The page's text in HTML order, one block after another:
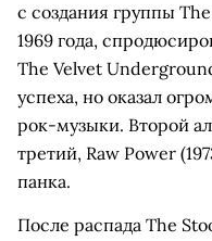
с создания группы
1969 года,
The Velvet
успеха, но оказал
рок-музыки. Второй
третий, Raw Power
панка.
После распада The